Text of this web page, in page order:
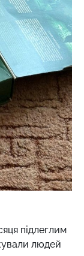
підлеглим
людей